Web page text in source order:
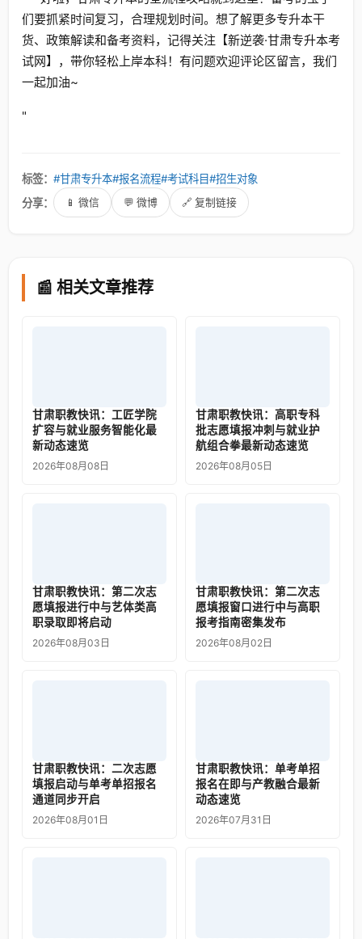
们要抓紧时间复习，合理规划时间。想了解更多专升本干
货、政策解读和备考资料，记得关注【新逆袭·甘肃专升本考
试网】，带你轻松上岸本科！有问题欢迎评论区留言，我们
一起加油~
"
标签： #甘肃专升本#报名流程#考试科目#招生对象
分享：
📱 微信 💬 微博 🔗 复制链接
📰 相关文章推荐
甘肃职教快讯：工匠学院
扩容与就业服务智能化最
新动态速览
2026年08月08日
甘肃职教快讯：高职专科
批志愿填报冲刺与就业护
航组合拳最新动态速览
2026年08月05日
甘肃职教快讯：第二次志
愿填报进行中与艺体类高
职录取即将启动
2026年08月03日
甘肃职教快讯：第二次志
愿填报窗口进行中与高职
报考指南密集发布
2026年08月02日
甘肃职教快讯：二次志愿
填报启动与单考单招报名
通道同步开启
2026年08月01日
甘肃职教快讯：单考单招
报名在即与产教融合最新
动态速览
2026年07月31日